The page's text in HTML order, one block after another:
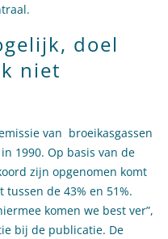
doel
niet
van broeikasgassen
1990. Op basis van de
zijn opgenomen komt
tussen de 43% en 51%.
komen we best ver”,
bij de publicatie. De